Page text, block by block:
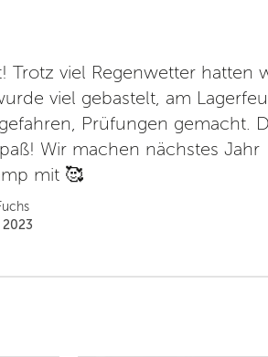
Trotz viel Regenwetter hatten
viel gebastelt, am
Prüfungen gemacht.
Wir machen nächstes Jahr
mit 🥰